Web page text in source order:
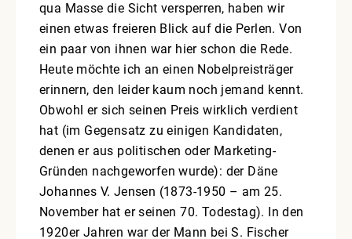
qua Masse die Sicht versperren, haben wir
einen etwas freieren Blick auf die Perlen. Von
ein paar von ihnen war hier schon die Rede.
Heute möchte ich an einen Nobelpreisträger
erinnern, den leider kaum noch jemand kennt.
Obwohl er sich seinen Preis wirklich verdient
hat (im Gegensatz zu einigen Kandidaten,
denen er aus politischen oder Marketing-
Gründen nachgeworfen wurde): der Däne
Johannes V. Jensen (1873-1950 – am 25.
November hat er seinen 70. Todestag). In den
1920er Jahren war der Mann bei S. Fischer